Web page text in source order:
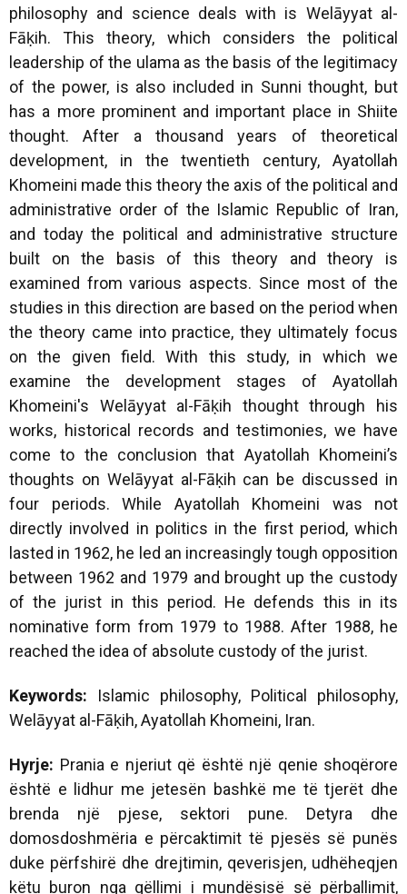
philosophy and science deals with is Welāyyat al-
Fāḳih. This theory, which considers the political
leadership of the ulama as the basis of the legitimacy
of the power, is also included in Sunni thought, but
has a more prominent and important place in Shiite
thought. After a thousand years of theoretical
development, in the twentieth century, Ayatollah
Khomeini made this theory the axis of the political and
administrative order of the Islamic Republic of Iran,
and today the political and administrative structure
built on the basis of this theory and theory is
examined from various aspects. Since most of the
studies in this direction are based on the period when
the theory came into practice, they ultimately focus
on the given field. With this study, in which we
examine the development stages of Ayatollah
Khomeini's Welāyyat al-Fāḳih thought through his
works, historical records and testimonies, we have
come to the conclusion that Ayatollah Khomeini’s
thoughts on Welāyyat al-Fāḳih can be discussed in
four periods. While Ayatollah Khomeini was not
directly involved in politics in the first period, which
lasted in 1962, he led an increasingly tough opposition
between 1962 and 1979 and brought up the custody
of the jurist in this period. He defends this in its
nominative form from 1979 to 1988. After 1988, he
reached the idea of absolute custody of the jurist.
Keywords: Islamic philosophy, Political philosophy,
Welāyyat al-Fāḳih, Ayatollah Khomeini, Iran.
Hyrje: Prania e njeriut që është një qenie shoqërore
është e lidhur me jetesën bashkë me të tjerët dhe
brenda një pjese, sektori pune. Detyra dhe
domosdoshmëria e përcaktimit të pjesës së punës
duke përfshirë dhe drejtimin, qeverisjen, udhëheqjen
këtu buron nga qëllimi i mundësisë së përballimit,